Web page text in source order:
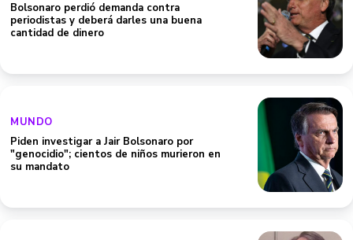
Bolsonaro perdió demanda contra
periodistas y deberá darles una buena
cantidad de dinero
MUNDO
Piden investigar a Jair Bolsonaro por
"genocidio"; cientos de niños murieron en
su mandato